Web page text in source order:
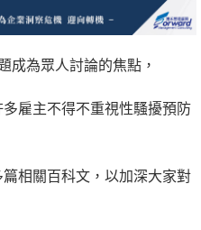
成為眾人討論的焦點，
雇主不得不重視性騷擾預防
相關百科文，以加深大家對